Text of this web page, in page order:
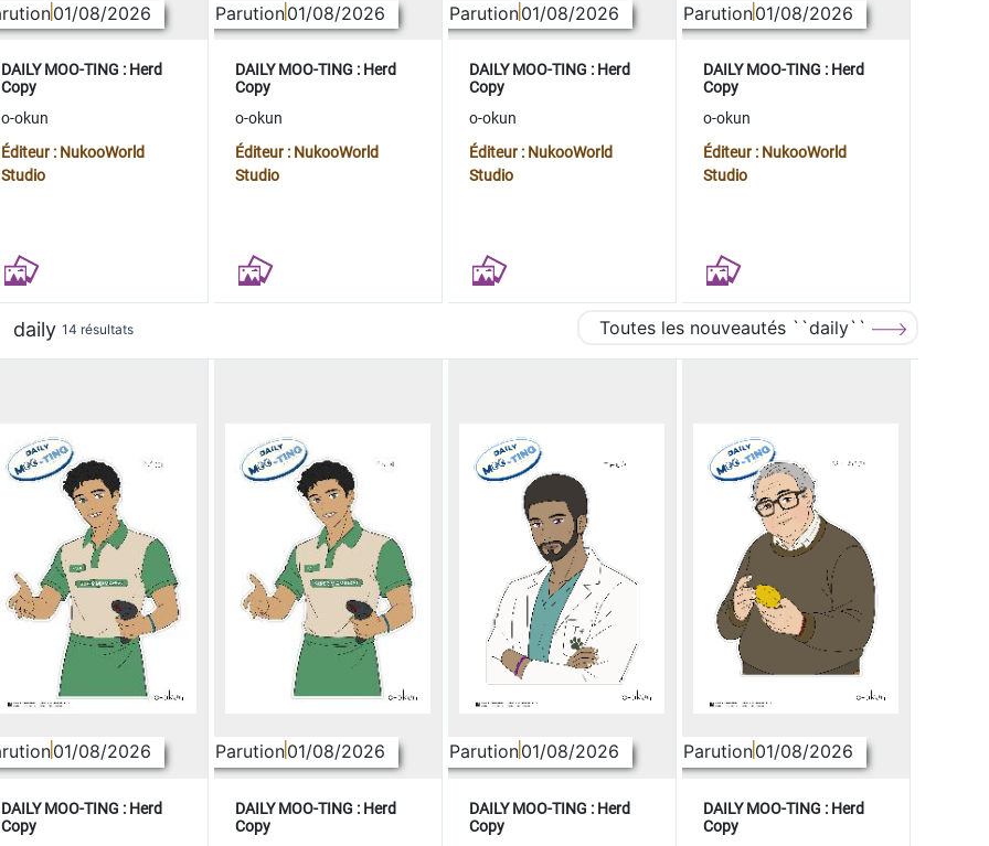
01/08/2026
DAILY MOO-TING : Herd
Copy
o-okun
Éditeur : NukooWorld
Studio
Parution01/08/2026
DAILY MOO-TING : Herd
Copy
o-okun
Éditeur : NukooWorld
Studio
Parution01/08/2026
DAILY MOO-TING : Herd
Copy
o-okun
Éditeur : NukooWorld
Studio
Parution01/08/2026
DAILY MOO-TING : Herd
Copy
o-okun
Éditeur : NukooWorld
Studio
daily 14 résultats Toutes les nouveautés ``daily``
01/08/2026
DAILY MOO-TING : Herd
Copy
Parution01/08/2026
DAILY MOO-TING : Herd
Copy
Parution01/08/2026
DAILY MOO-TING : Herd
Copy
Parution01/08/2026
DAILY MOO-TING : Herd
Copy